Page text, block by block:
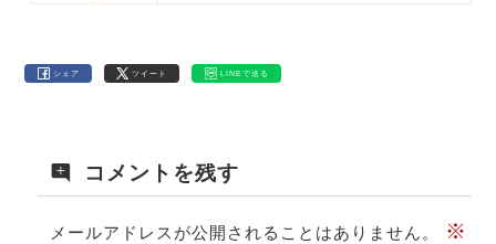
シェア ツイート LINEで送る
コメントを残す
メールアドレスが公開されることはありません。 ※